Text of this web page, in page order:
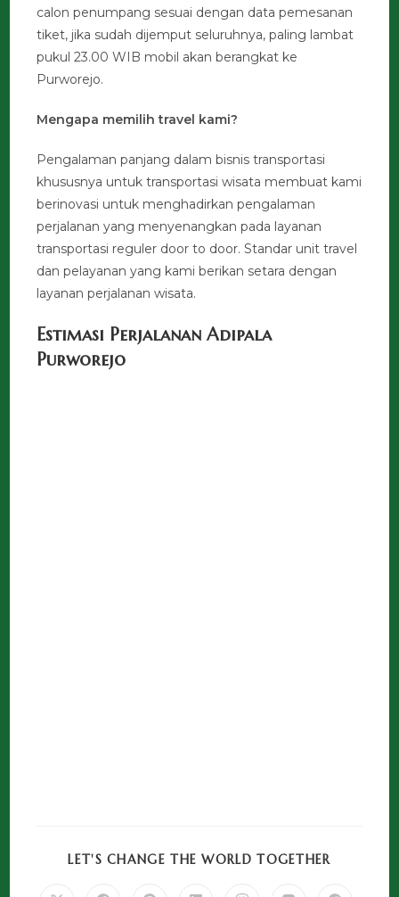
calon penumpang sesuai dengan data pemesanan
tiket, jika sudah dijemput seluruhnya, paling lambat
pukul 23.00 WIB mobil akan berangkat ke
Purworejo.
Mengapa memilih travel kami?
Pengalaman panjang dalam bisnis transportasi
khususnya untuk transportasi wisata membuat kami
berinovasi untuk menghadirkan pengalaman
perjalanan yang menyenangkan pada layanan
transportasi reguler door to door. Standar unit travel
dan pelayanan yang kami berikan setara dengan
layanan perjalanan wisata.
Estimasi Perjalanan Adipala
Purworejo
LET'S CHANGE THE WORLD TOGETHER